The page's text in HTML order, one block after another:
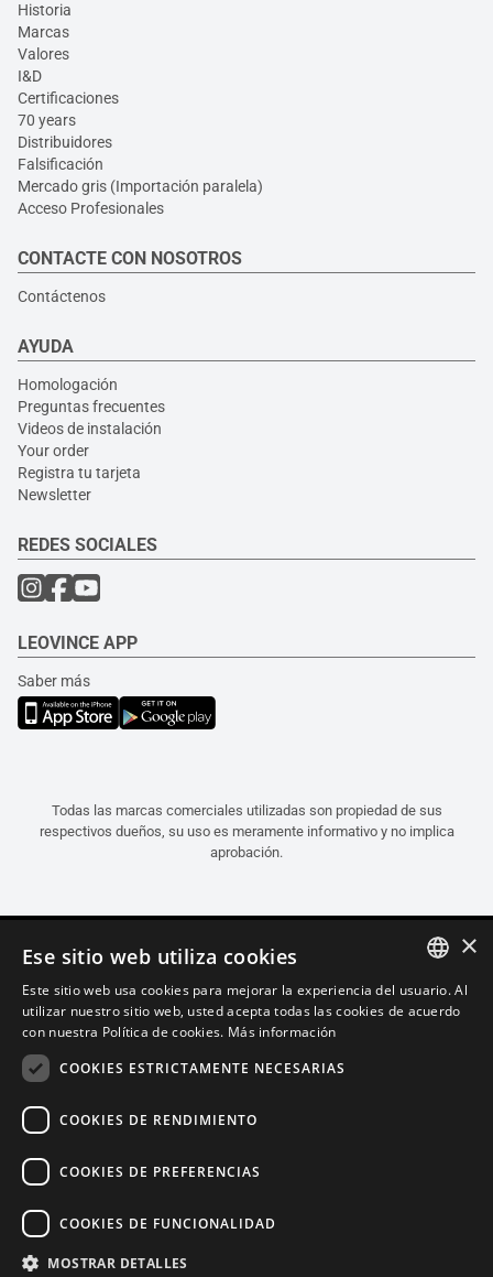
Historia
Marcas
Valores
I&D
Certificaciones
70 years
Distribuidores
Falsificación
Mercado gris (Importación paralela)
Acceso Profesionales
CONTACTE CON NOSOTROS
Contáctenos
AYUDA
Homologación
Preguntas frecuentes
Videos de instalación
Your order
Registra tu tarjeta
Newsletter
REDES SOCIALES
LEOVINCE APP
Saber más
Todas las marcas comerciales utilizadas son propiedad de sus
respectivos dueños, su uso es meramente informativo y no implica
aprobación.
Español (España)
ITALIAN
×
Ese sitio web utiliza cookies
Este sitio web usa cookies para mejorar la experiencia del usuario. Al
utilizar nuestro sitio web, usted acepta todas las cookies de acuerdo
con nuestra Política de cookies. Más información
COOKIES ESTRICTAMENTE NECESARIAS
COOKIES DE RENDIMIENTO
COOKIES DE PREFERENCIAS
COOKIES DE FUNCIONALIDAD
MOSTRAR DETALLES